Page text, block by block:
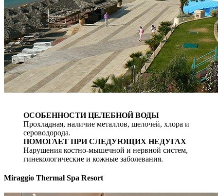
ОСОБЕННОСТИ ЦЕЛЕБНОЙ ВОДЫ
Прохладная, наличие металлов, щелочей, хлора и
сероводорода.
ПОМОГАЕТ ПРИ СЛЕДУЮЩИХ НЕДУГАХ
Нарушения костно-мышечной и нервной систем,
гинекологические и кожные заболевания.
Miraggio Thermal Spa Resort